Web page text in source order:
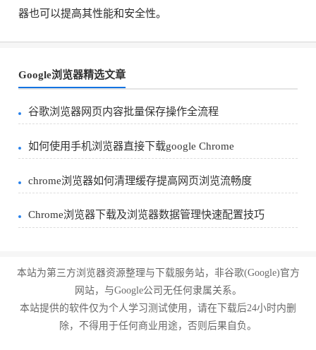
器也可以提高其性能和安全性。
Google浏览器精选文章
谷歌浏览器网页内容批量保存操作全流程
如何使用手机浏览器直接下载google Chrome
chrome浏览器如何清理缓存提高网页浏览流畅度
Chrome浏览器下载及浏览器数据管理快速配置技巧
本站为第三方浏览器资源整理与下载服务站，非谷歌(Google)官方
网站，与Google公司无任何隶属关系。
本站提供的软件仅为个人学习测试使用，请在下载后24小时内删
除，不得用于任何商业用途，否则后果自负。